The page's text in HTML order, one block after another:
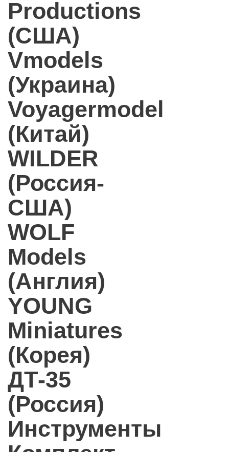
Productions
(США)
Vmodels
(Украина)
Voyagermodel
(Китай)
WILDER
(Россия-
США)
WOLF
Models
(Англия)
YOUNG
Miniatures
(Корея)
ДТ-35
(Россия)
Инструменты